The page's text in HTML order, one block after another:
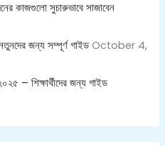
কাজগুলো সুচারুভাবে সাজাবেন
জন্য সম্পূর্ণ গাইড October 4,
– শিক্ষার্থীদের জন্য গাইড